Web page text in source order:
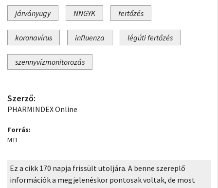
járványügy NNGYK fertőzés
koronavírus influenza légúti fertőzés
szennyvízmonitorozás
Szerző:
PHARMINDEX Online
Forrás:
MTI
Ez a cikk 170 napja frissült utoljára. A benne szereplő
információk a megjelenéskor pontosak voltak, de most